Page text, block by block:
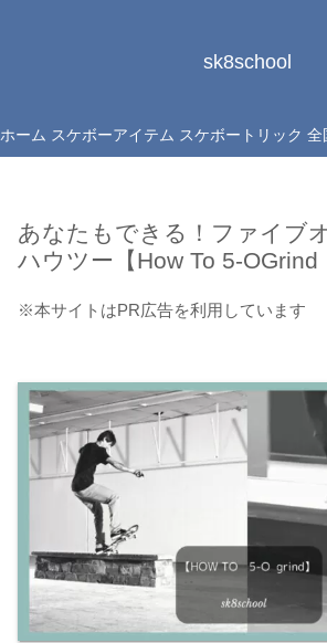
sk8school
ホーム スケボーアイテム スケボートリック 全
あなたもできる！ファイブ
ハウツー【How To 5-OGrind
※本サイトはPR広告を利用しています